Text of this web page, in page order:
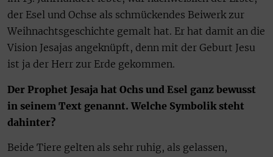
der Esel und Ochse als schmückendes Beiwerk zur
Weihnachtsgeschichte gemalt hat. Er hat damit an die
Vision Jesajas angeknüpft, denn mit der Geburt Jesu
ist ja der Herr zur Erde gekommen.
Der Prophet Jesaja hat Ochs und Esel ganz bewusst
in seinem Text genannt. Welche Symbolik steht
dahinter?
Beide Tiere gelten als sehr ruhig, als gelassen,